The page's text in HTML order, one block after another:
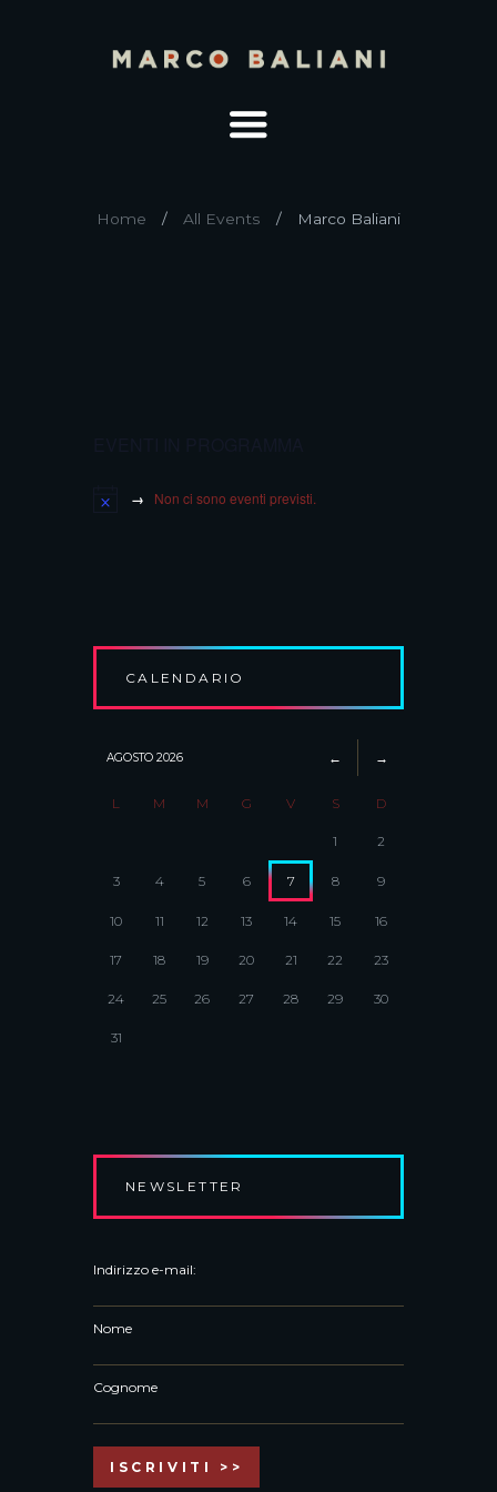
Home All Events Marco Baliani
Non ci sono eventi previsti.
CALENDARIO
AGOSTO 2026
L M M G V S D
1 2
3 4 5 6 7 8 9
10 11 12 13 14 15 16
17 18 19 20 21 22 23
24 25 26 27 28 29 30
31
NEWSLETTER
Indirizzo e-mail:
Nome
Cognome